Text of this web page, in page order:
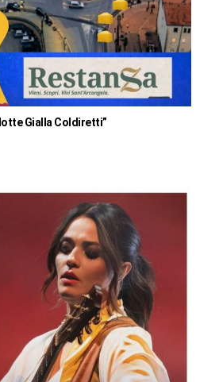
Gialla Coldiretti”